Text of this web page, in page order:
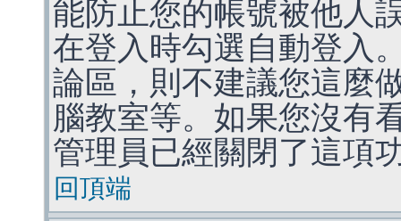
能防止您的帳號被他人
在登入時勾選自動登入
論區，則不建議您這麼
腦教室等。如果您沒有
管理員已經關閉了這項
回頂端